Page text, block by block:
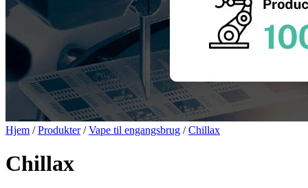
Hjem /Produkter/Vape til engangsbrug /Chillax
Chillax